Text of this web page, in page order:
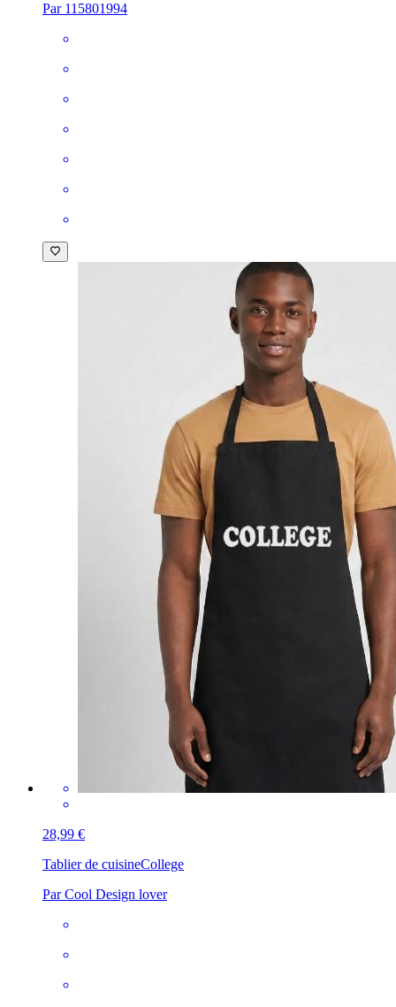
Par 115801994
28,99 €
Tablier de cuisineCollege
Par Cool Design lover